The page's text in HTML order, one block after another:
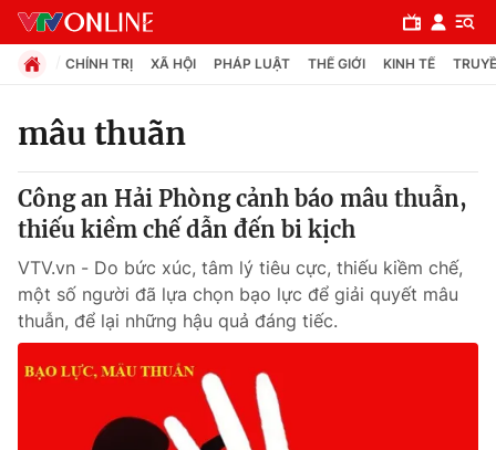
Chuyên mục
Chính trị
Xã hội
Pháp luật
CHÍNH TRỊ XÃ HỘI PHÁP LUẬT THẾ GIỚI KINH TẾ
mâu thuãn
Công an Hải Phòng cảnh báo mâu thuẫn,
thiếu kiềm chế dẫn đến bi kịch
VTV.vn - Do bức xúc, tâm lý tiêu cực, thiếu kiềm chế,
một số người đã lựa chọn bạo lực để giải quyết mâu
thuẫn, để lại những hậu quả đáng tiếc.